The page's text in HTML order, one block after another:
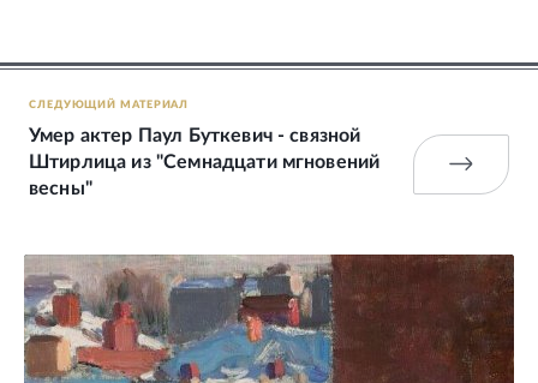
СЛЕДУЮЩИЙ МАТЕРИАЛ
Умер актер Паул Буткевич - связной
Штирлица из "Семнадцати мгновений
весны"